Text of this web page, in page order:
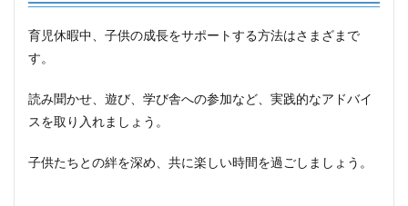
育児休暇中、子供の成長をサポートする方法はさまざまで
す。
読み聞かせ、遊び、学び舎への参加など、実践的なアドバイ
スを取り入れましょう。
子供たちとの絆を深め、共に楽しい時間を過ごしましょう。